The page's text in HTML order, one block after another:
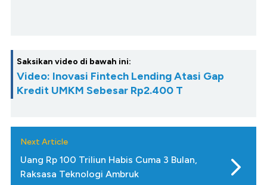
Saksikan video di bawah ini:
Video: Inovasi Fintech Lending Atasi Gap
Kredit UMKM Sebesar Rp2.400 T
Next Article
Uang Rp 100 Triliun Habis Cuma 3 Bulan,
Raksasa Teknologi Ambruk